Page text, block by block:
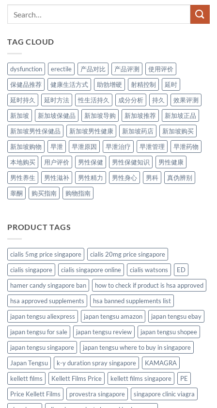
TAG CLOUD
dysfunction erectile 产品对比 产品评测
使用评价
保健品推荐
健康生活方式 助勃增硬 射精控制
延时
延时持久
延时方法 性生活持久 成分分析 持久
效果评测
新加坡
新加坡保健品 新加坡导购 新加坡推荐
新加坡正品
新加坡男性保健品
新加坡男性健康 新加坡药店
新加坡购买
新加坡购物
早泄 早泄原因 早泄治疗 早泄管理
早泄药物
本地购买
用户评价 男性保健 男性保健知识
男性健康
男性养生
男性滋补 男性精力 男性身心 男科
真伪辨别
睾酮
购买指南 购物指南
PRODUCT TAGS
cialis 5mg price singapore
cialis 20mg price singapore
cialis singapore
cialis singapore online cialis watsons
ED
hamer candy singapore ban
how to check if product is hsa approved
hsa approved supplements
hsa banned supplements list
japan tengsu aliexpress
japan tengsu amazon
japan tengsu ebay
japan tengsu for sale
japan tengsu review
japan tengsu shopee
japan tengsu singapore
japan tengsu where to buy in singapore
Japan Tengsu
k-y duration spray singapore
KAMAGRA
kellett films
Kellett Films Price kellett films singapore
PE
Price Kellett Films
provestra singapore
singapore clinic viagra